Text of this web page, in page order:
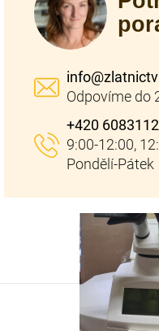
info@
+420